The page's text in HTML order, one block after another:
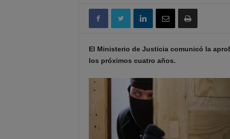
El Ministerio de Justicia comunicó la
los próximos cuatro años.